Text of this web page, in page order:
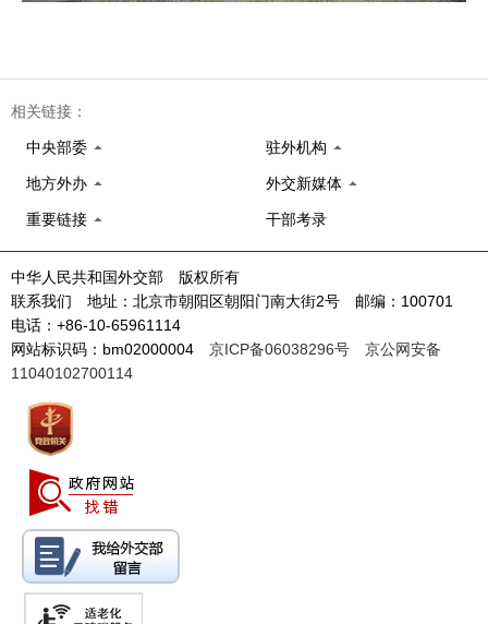
相关链接：
中央部委 驻外机构
地方外办 外交新媒体
重要链接 干部考录
中华人民共和国外交部 版权所有
联系我们 地址：北京市朝阳区朝阳门南大街2号 邮编：100701
电话：+86-10-65961114
网站标识码：bm02000004 京ICP备06038296号
京公网安备
11040102700114